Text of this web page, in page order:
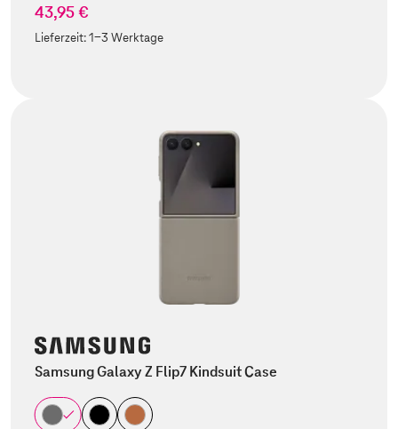
43,95 €
Lieferzeit:1-3 Werktage
Samsung Galaxy Z Flip7 Kindsuit Case